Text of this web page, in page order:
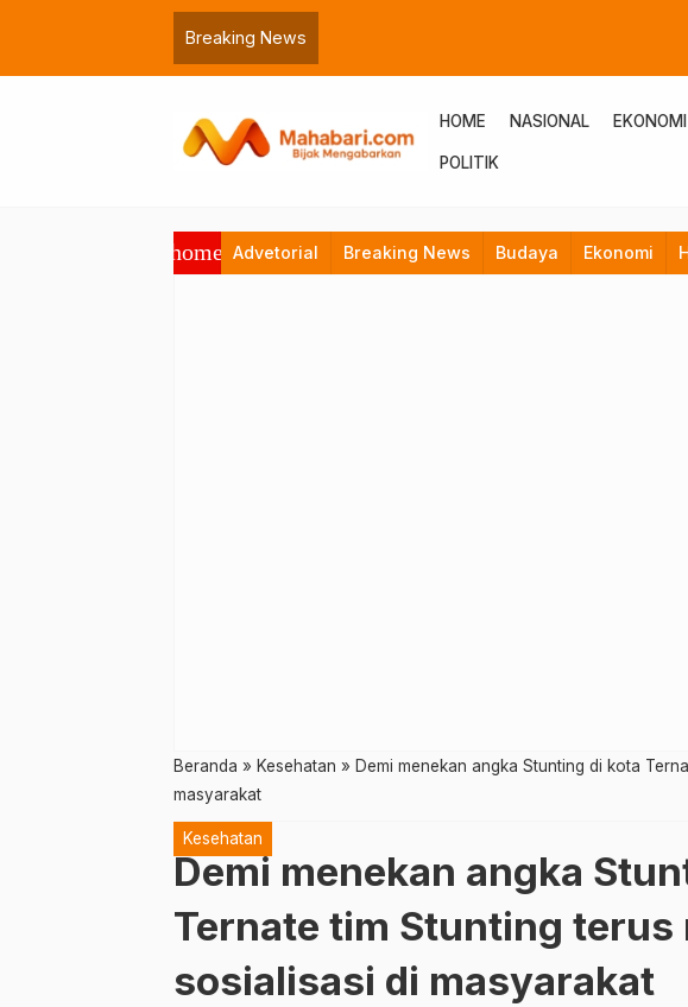
Breaking News
HOME NASIONAL EKONOMI
POLITIK
home Advetorial Breaking News Budaya Ekonomi
Beranda » Kesehatan » Demi menekan angka Stunting di kota
masyarakat
Kesehatan
Demi menekan angka
Ternate tim Stunting terus
sosialisasi di masyarakat